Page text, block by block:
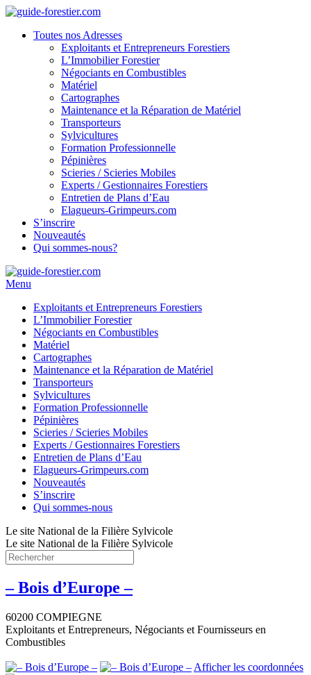
Toutes nos Adresses
Exploitants et Entrepreneurs Forestiers
L’Immobilier Forestier
Négociants en Combustibles
Matériel
Cartographes
Maintenance et la Réparation de Matériel
Transporteurs
Sylvicultures
Formation Professionnelle
Pépinières
Scieries / Scieries Mobiles
Experts / Gestionnaires Forestiers
Entretien de Plans d’Eau
Elagueurs-Grimpeurs.com
S’inscrire
Nouveautés
Qui sommes-nous?
Menu
Exploitants et Entrepreneurs Forestiers
L’Immobilier Forestier
Négociants en Combustibles
Matériel
Cartographes
Maintenance et la Réparation de Matériel
Transporteurs
Sylvicultures
Formation Professionnelle
Pépinières
Scieries / Scieries Mobiles
Experts / Gestionnaires Forestiers
Entretien de Plans d’Eau
Elagueurs-Grimpeurs.com
Nouveautés
S’inscrire
Qui sommes-nous
Le site National de la Filière Sylvicole
Le site National de la Filière Sylvicole
– Bois d’Europe –
60200 COMPIEGNE
Exploitants et Entrepreneurs, Négociants et Fournisseurs en
Combustibles
Afficher les coordonnées